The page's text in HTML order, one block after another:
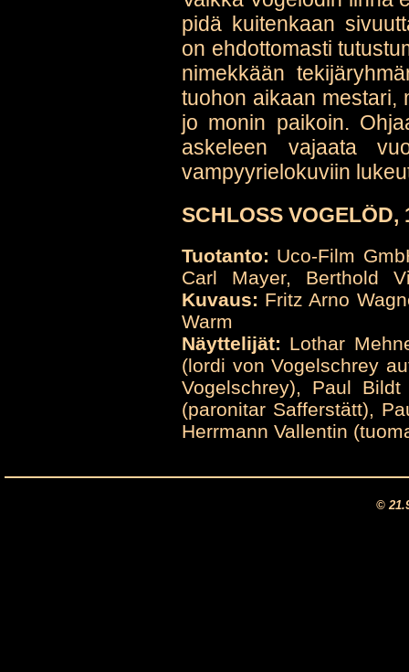
pidä kuitenkaan
on ehdottomasti
nimekkään
tuohon aikaan mestari,
jo monin paikoin.
askeleen vajaata
vampyyrielokuviin
SCHLOSS VOGELÖD,
Tuotanto: Uco-Film
Carl Mayer, Berthold
Kuvaus: Fritz Arno
Warm
Näyttelijät: Lothar
(lordi von Vogelschrey
Vogelschrey), Paul
(paronitar Safferstätt),
Herrmann Vallentin
©